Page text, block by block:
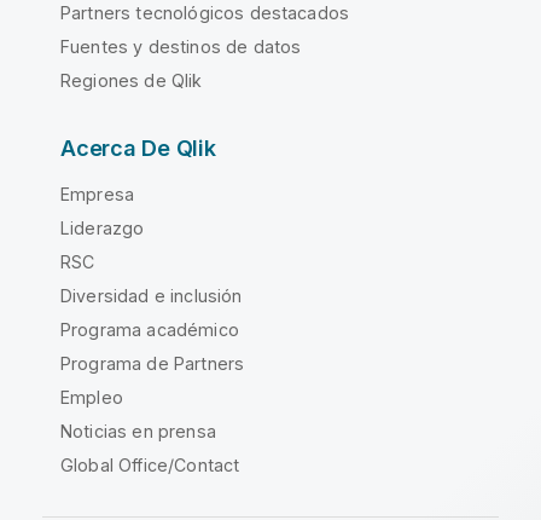
Partners tecnológicos destacados
Fuentes y destinos de datos
Regiones de Qlik
Acerca De Qlik
Empresa
Liderazgo
RSC
Diversidad e inclusión
Programa académico
Programa de Partners
Empleo
Noticias en prensa
Global Office/Contact